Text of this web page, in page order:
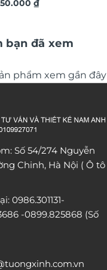
₫Giá
450.000 ₫.
bạn đã xem
phẩm xem gần đây
Số 54/274 Nguyễn
Chinh, Hà Nội ( Ô tô
0986.301131-
-0899.825868 (Số